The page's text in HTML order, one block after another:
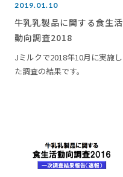
2019.01.10
牛乳乳製品に関する食生活
動向調査2018
Jミルクで2018年10月に実施し
た調査の結果です。